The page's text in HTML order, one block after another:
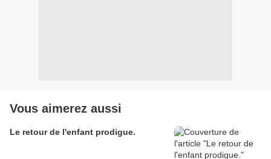
Vous aimerez aussi
Le retour de l'enfant prodigue.